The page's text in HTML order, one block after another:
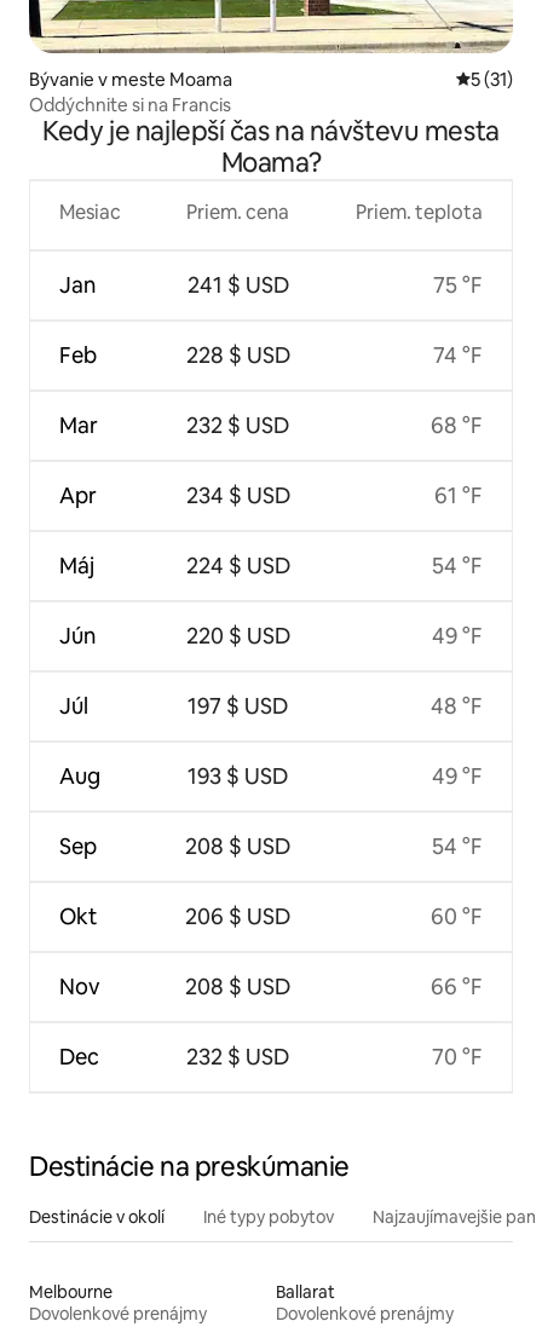
Bývanie v meste Moama
5 (31)
Oddýchnite si na Francis
Kedy je najlepší čas na návštevu mesta
Moama?
Mesiac
Jan
Feb
Mar
Apr
Máj
Jún
Júl
Aug
Sep
Okt
Nov
Dec
Priem. cena
241 $ USD
228 $ USD
232 $ USD
234 $ USD
224 $ USD
220 $ USD
197 $ USD
193 $ USD
208 $ USD
206 $ USD
208 $ USD
232 $ USD
Priem. teplota
75 °F
74 °F
68 °F
61 °F
54 °F
49 °F
48 °F
49 °F
54 °F
60 °F
66 °F
70 °F
Destinácie na preskúmanie
Destinácie v okolí Iné typy pobytov Najzaujímavejšie
Melbourne
Dovolenkové prenájmy
Ballarat
Dovolenkové prenájmy